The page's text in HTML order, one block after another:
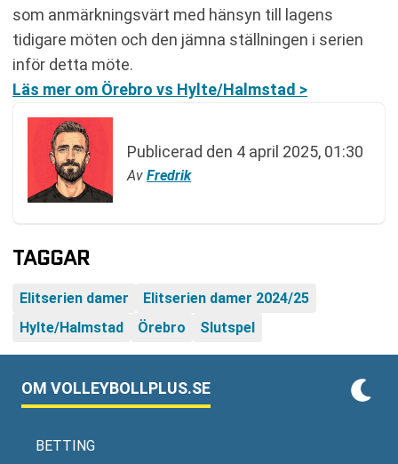
som anmärkningsvärt med hänsyn till lagens
tidigare möten och den jämna ställningen i serien
inför detta möte.
Läs mer om Örebro vs Hylte/Halmstad >
Publicerad den 4 april 2025, 01:30
Av Fredrik
TAGGAR
Elitserien damer
Elitserien damer 2024/25
Hylte/Halmstad
Örebro Slutspel
OM VOLLEYBOLLPLUS.SE
BETTING